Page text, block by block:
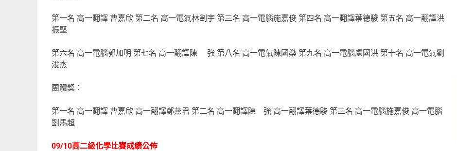
第一名 高一翻譯 曹嘉欣 第二名 高一電氣林劍宇 第三名 高一電腦施嘉俊 第四名 高一翻譯葉德駿 第五名 高一翻譯洪
振堅
第六名 高一電腦郭加明 第七名 高一翻譯陳 強 第八名 高一電氣陳國燊 第九名 高一電腦盧國洪 第十名 高一電氣劉
浚杰
團體獎：
第一名 高一翻譯 曹嘉欣 高一翻譯鄭燕君 第二名 高一翻譯陳 強 高一翻譯葉德駿 第三名 高一電腦施嘉俊 高一電腦
劉馬超
09/10高二級化學比賽成績公佈